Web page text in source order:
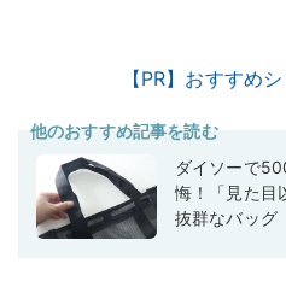
【PR】おすすめ
他のおすすめ記事を読む
ダイソーで
悔！「見た目
抜群なバッグ